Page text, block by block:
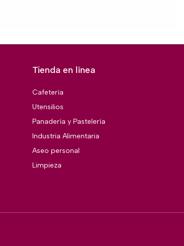
Tienda en línea
Cafetería
Utensilios
Panadería y Pastelería
Industria Alimentaria
Aseo personal
Limpieza